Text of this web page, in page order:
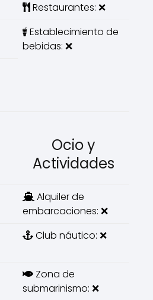
Restaurantes: ❌
Establecimiento de
bebidas: ❌
Ocio y
Actividades
Alquiler de
embarcaciones: ❌
Club náutico: ❌
Zona de
submarinismo: ❌